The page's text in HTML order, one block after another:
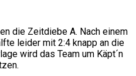
die Zeitdiebe A. Nach einem
leider mit 2:4 knapp an die
wird das Team um Käpt´n